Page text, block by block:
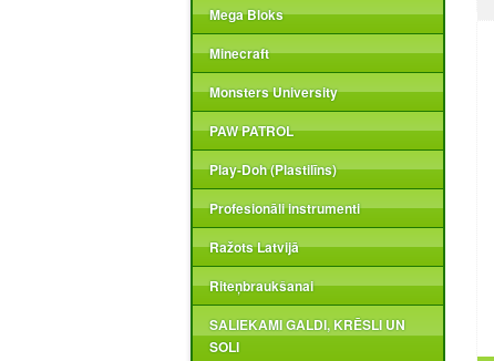
Mega Bloks
Minecraft
Monsters University
PAW PATROL
Play-Doh (Plastilīns)
Profesionāli instrumenti
Ražots Latvijā
Riteņbraukšanai
SALIEKAMI GALDI, KRĒSLI UN
SOLI